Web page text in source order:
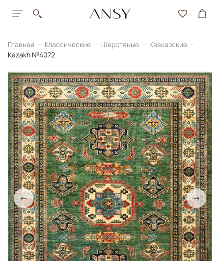
Главная Классические Шерстяные
Кавказские
Kazakh №4072
← →